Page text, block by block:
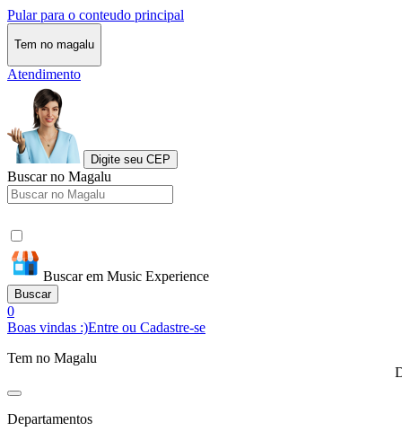
Pular para o conteudo principal
Tem no magalu
Atendimento
Digite seu CEP
Buscar no Magalu
Buscar em Music Experience
Buscar
0
Boas vindas :)Entre ou Cadastre-se
Tem no Magalu
Departamentos